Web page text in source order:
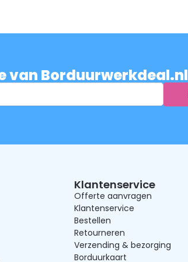
van Borduurwerkdeal.nl
Klantenservice
Offerte aanvragen
Klantenservice
Bestellen
Retourneren
Verzending & bezorging
Borduurkaart